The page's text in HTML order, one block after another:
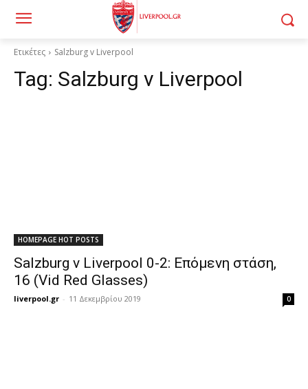
Ετικέτες Salzburg v Liverpool
Tag: Salzburg v Liverpool
HOMEPAGE HOT POSTS
Salzburg v Liverpool 0-2: Επόμενη στάση,
16 (Vid Red Glasses)
liverpool.gr - 11 Δεκεμβρίου 2019 0